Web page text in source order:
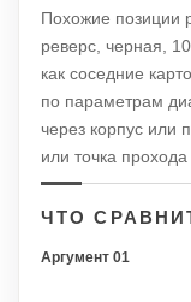
Похожие позиции
реверс, черная,
как соседние
по параметрам
через корпус или
или точка
ЧТО
Аргумент 01